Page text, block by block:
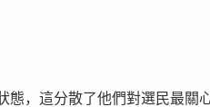
態，這分散了他們對選民最關